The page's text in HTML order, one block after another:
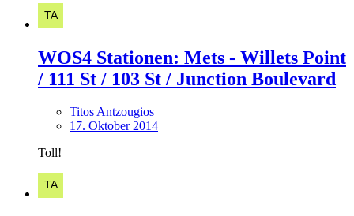
WOS4 Stationen: Mets - Willets Point
/ 111 St / 103 St / Junction Boulevard
Titos Antzougios
17. Oktober 2014
Toll!